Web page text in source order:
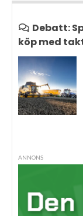
Debatt:
köp med
ANNONS